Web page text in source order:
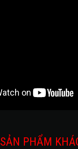
SẢN PHẨM